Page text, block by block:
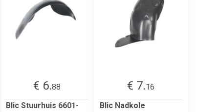
€ 6.88
Blic Stuurhuis 6601-
€ 7.16
Blic Nadkole